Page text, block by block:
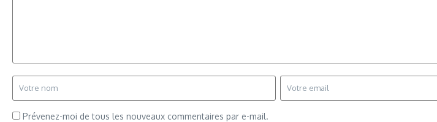
Prévenez-moi de tous les nouveaux commentaires par e-mail.